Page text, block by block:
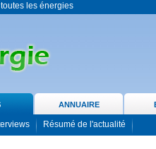
les énergies
ANNUAIRE
Résumé de l'actualité